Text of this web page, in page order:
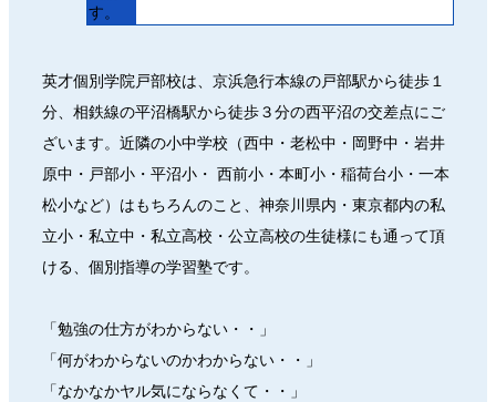
英才個別学院戸部校は、京浜急行本線の戸部駅から徒歩１
分、相鉄線の平沼橋駅から徒歩３分の西平沼の交差点にご
ざいます。近隣の小中学校（西中・老松中・岡野中・岩井
原中・戸部小・平沼小・ 西前小・本町小・稲荷台小・一本
松小など）はもちろんのこと、神奈川県内・東京都内の私
立小・私立中・私立高校・公立高校の生徒様にも通って頂
ける、個別指導の学習塾です。
「勉強の仕方がわからない・・」
「何がわからないのかわからない・・」
「なかなかヤル気にならなくて・・」